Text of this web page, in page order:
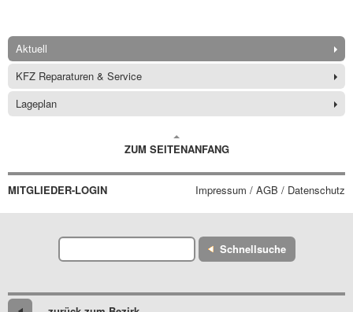
Aktuell
KFZ Reparaturen & Service
Lageplan
ZUM SEITENANFANG
MITGLIEDER-LOGIN Impressum / AGB / Datenschutz
Schnellsuche